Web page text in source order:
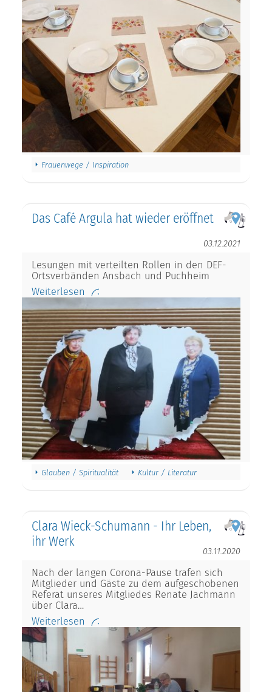
Frauenwege / Inspiration
Das Café Argula hat wieder eröffnet
03.12.2021
Lesungen mit verteilten Rollen in den DEF-
Ortsverbänden Ansbach und Puchheim
Weiterlesen
Glauben / Spiritualität Kultur / Literatur
Clara Wieck-Schumann - Ihr Leben,
ihr Werk
03.11.2020
Nach der langen Corona-Pause trafen sich
Mitglieder und Gäste zu dem aufgeschobenen
Referat unseres Mitgliedes Renate Jachmann
über Clara…
Weiterlesen